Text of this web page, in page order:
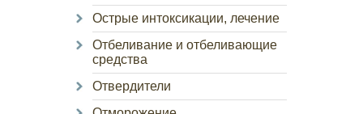
Острые интоксикации, лечение
Отбеливание и отбеливающие
средства
Отвердители